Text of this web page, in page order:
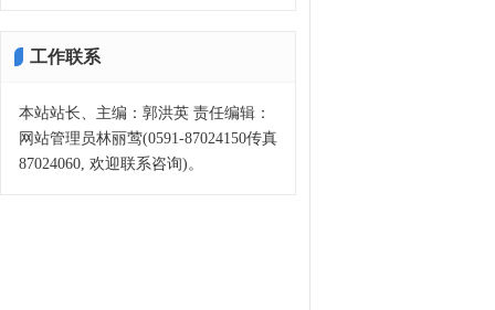
工作联系
本站站长、主编：郭洪英 责任编辑：
网站管理员林丽莺(0591-87024150传真
87024060, 欢迎联系咨询)。